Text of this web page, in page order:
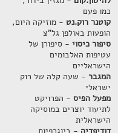
כמו פעם
קוטנר רוק.נט - מוזיקה היום,
הופעות באולפן גל"צ
סיפור כיסוי- סיפורן של
עטיפות האלבומים
הישראליים
המגבר- שעה קלה של רוק
ישראלי
מפעל הפיס- הפרויקט
לתיעוד יוצרים במוסיקה
הישראלית